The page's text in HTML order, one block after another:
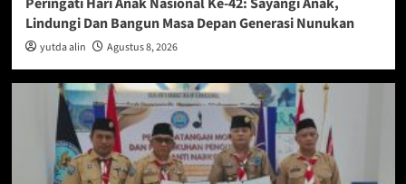
Lindungi Dan Bangun Masa Depan Generasi Nunukan
yutda alin Agustus 8, 2026